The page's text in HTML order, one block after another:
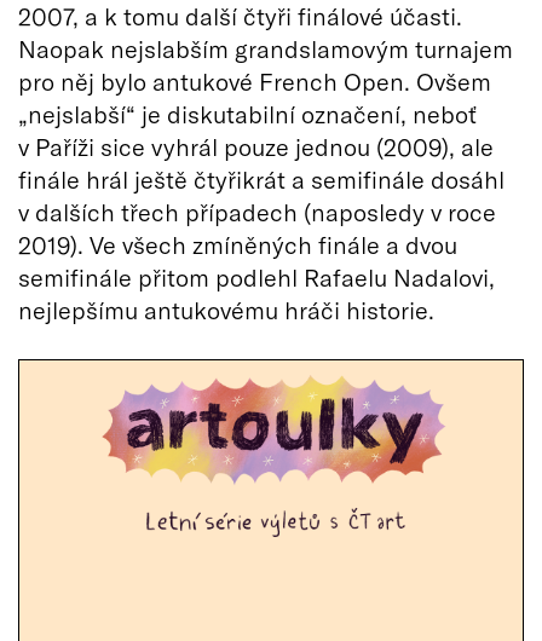
2007, a k tomu další čtyři finálové účasti.
Naopak nejslabším grandslamovým turnajem
pro něj bylo antukové French Open. Ovšem
„nejslabší“ je diskutabilní označení, neboť
v Paříži sice vyhrál pouze jednou (2009), ale
finále hrál ještě čtyřikrát a semifinále dosáhl
v dalších třech případech (naposledy v roce
2019). Ve všech zmíněných finále a dvou
semifinále přitom podlehl Rafaelu Nadalovi,
nejlepšímu antukovému hráči historie.